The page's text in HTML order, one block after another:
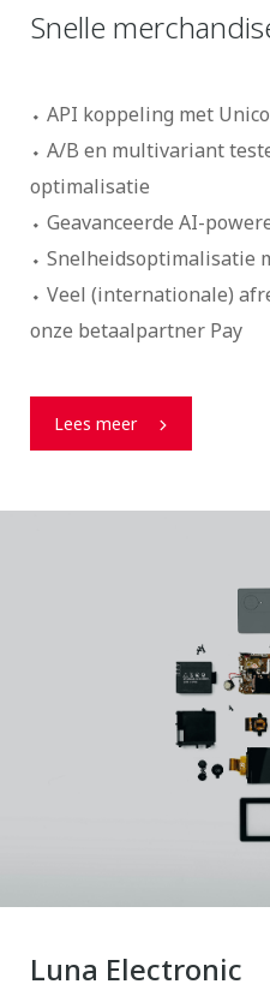
Snelle
API koppeling met
A/B en multivariant
optimalisatie
Geavanceerde AI-
Snelheidsoptimalisatie
Veel (internationale)
onze betaalpartner Pay
Lees meer
Luna Electronic